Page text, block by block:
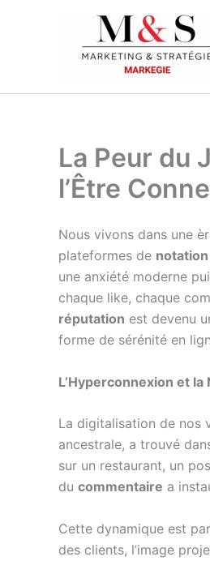
La Peur du
l’Être
Nous vivons dans une
plateformes de
une anxiété moderne
chaque like, chaque
réputation est devenu
forme de sérénité en
L’Hyperconnexion et
La digitalisation de nos
ancestrale, a trouvé
sur un restaurant, un
du commentaire a
Cette dynamique est
des clients, l’image